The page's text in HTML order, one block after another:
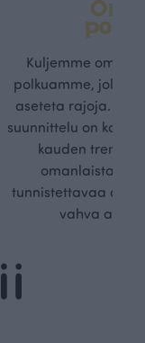
Oma
Kuljemme omaa,
polkuamme, jolla
aseteta rajoja.
suunnittelu on
kauden
omanlaista,
tunnistettavaa
vahva